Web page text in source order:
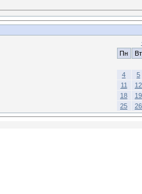
Пн
Вт
4
5
11
12
18
19
25
26